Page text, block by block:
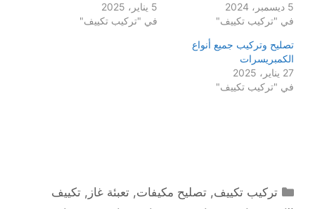
5 ديسمبر، 2024
في "تركيب تكييف"
5 يناير، 2025
في "تركيب تكييف"
تصليح وتركيب جميع أنواع
الكمبريسرات
27 يناير، 2025
في "تركيب تكييف"
التصنيفات
تركيب تكييف,تصليح مكيفات,تعبئة غاز ,تكييف